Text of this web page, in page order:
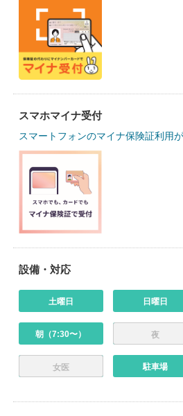
スマホマイナ受付
スマートフォンのマイナ保険証利用
設備・対応
土曜日 日曜日
朝（7:30〜） 夜
女医 駐車場